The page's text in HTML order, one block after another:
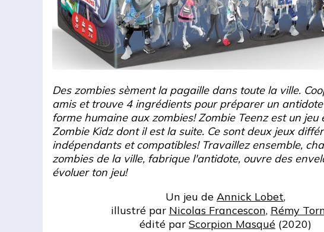
Des zombies sèment la pagaille dans toute la ville.
amis et trouve 4 ingrédients pour préparer un
forme humaine aux zombies! Zombie Teenz est un jeu
Zombie Kidz dont il est la suite. Ce sont deux jeux
indépendants et compatibles! Travaillez ensemble,
zombies de la ville, fabrique l'antidote, ouvre des
évoluer ton jeu!
Un jeu de Annick Lobet,
illustré par Nicolas Francescon, Rémy
édité par Scorpion Masqué (2020)